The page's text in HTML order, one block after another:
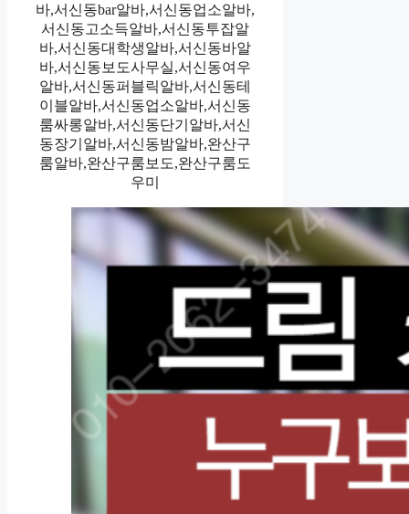
바,서신동bar알바,서신동업소알바,
서신동고소득알바,서신동투잡알
바,서신동대학생알바,서신동바알
바,서신동보도사무실,서신동여우
알바,서신동퍼블릭알바,서신동테
이블알바,서신동업소알바,서신동
룸싸롱알바,서신동단기알바,서신
동장기알바,서신동밤알바,완산구
룸알바,완산구룸보도,완산구룸도
우미